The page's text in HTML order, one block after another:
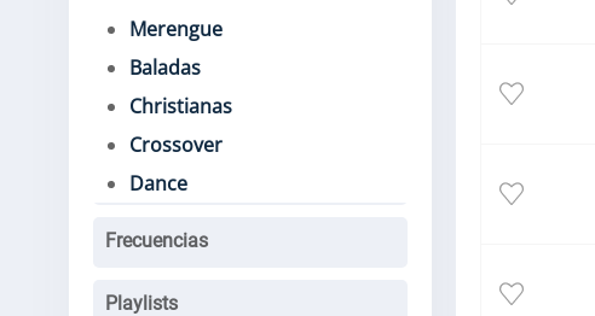
Merengue
Baladas
Christianas
Crossover
Dance
Frecuencias
Playlists